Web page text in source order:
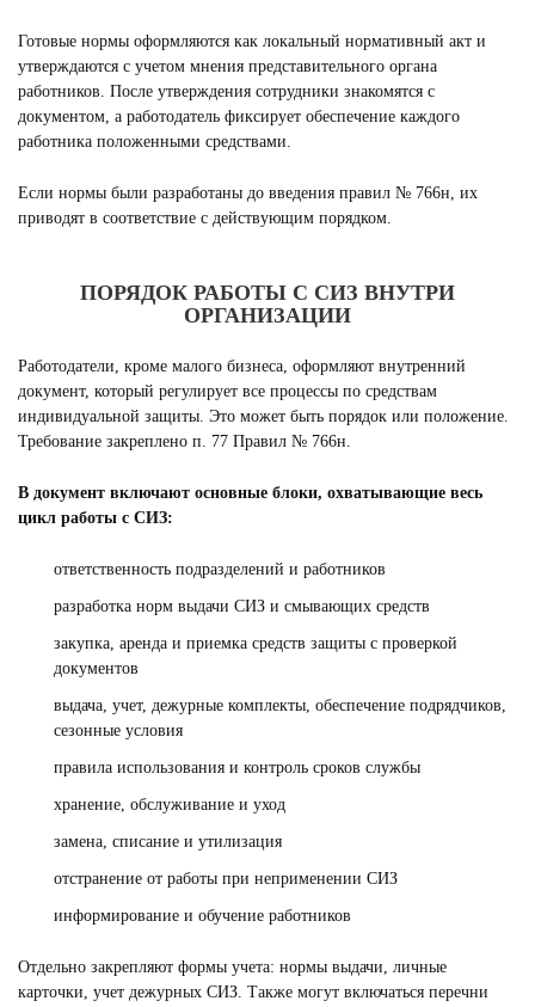
Готовые нормы оформляются как локальный нормативный акт и
утверждаются с учетом мнения представительного органа
работников. После утверждения сотрудники знакомятся с
документом, а работодатель фиксирует обеспечение каждого
работника положенными средствами.
Если нормы были разработаны до введения правил № 766н, их
приводят в соответствие с действующим порядком.
ПОРЯДОК РАБОТЫ С СИЗ ВНУТРИ
ОРГАНИЗАЦИИ
Работодатели, кроме малого бизнеса, оформляют внутренний
документ, который регулирует все процессы по средствам
индивидуальной защиты. Это может быть порядок или положение.
Требование закреплено п. 77 Правил № 766н.
В документ включают основные блоки, охватывающие весь
цикл работы с СИЗ:
ответственность подразделений и работников
разработка норм выдачи СИЗ и смывающих средств
закупка, аренда и приемка средств защиты с проверкой
документов
выдача, учет, дежурные комплекты, обеспечение подрядчиков,
сезонные условия
правила использования и контроль сроков службы
хранение, обслуживание и уход
замена, списание и утилизация
отстранение от работы при неприменении СИЗ
информирование и обучение работников
Отдельно закрепляют формы учета: нормы выдачи, личные
карточки, учет дежурных СИЗ. Также могут включаться перечни